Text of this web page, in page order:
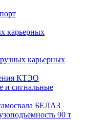
карьерных
карьерных
КТЭО
и сигнальные
БЕЛАЗ
90 т